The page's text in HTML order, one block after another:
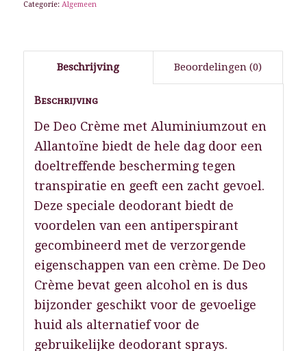
Categorie: Algemeen
Beschrijving Beoordelingen (0)
Beschrijving
De Deo Crème met Aluminiumzout en
Allantoïne biedt de hele dag door een
doeltreffende bescherming tegen
transpiratie en geeft een zacht gevoel.
Deze speciale deodorant biedt de
voordelen van een antiperspirant
gecombineerd met de verzorgende
eigenschappen van een crème. De Deo
Crème bevat geen alcohol en is dus
bijzonder geschikt voor de gevoelige
huid als alternatief voor de
gebruikelijke deodorant sprays.